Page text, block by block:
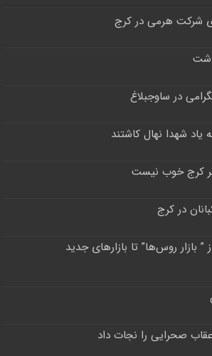
شرکت هرمی در کرج
یاد شهدا نهال کاشتند
کرج خوب نیست
در کرج
بازار روس‌ها” تا بازارهای جدید
صحرایی را نجات داد